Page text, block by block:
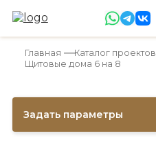
Главная Каталог проектов
Щитовые дома 6 на 8
Задать параметры